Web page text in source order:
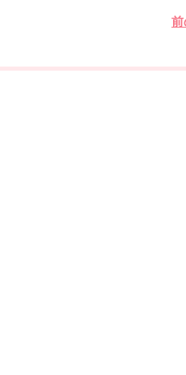
前